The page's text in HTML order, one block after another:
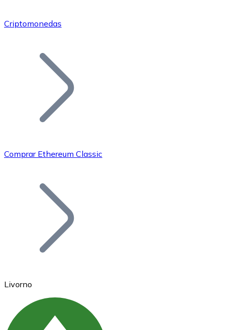
Únete a nuestra red de distribuidores.
Añade tu proyecto a nuestro ecosistema.
Bitcoin
Criptomonedas
Comprar Ethereum Classic
Livorno